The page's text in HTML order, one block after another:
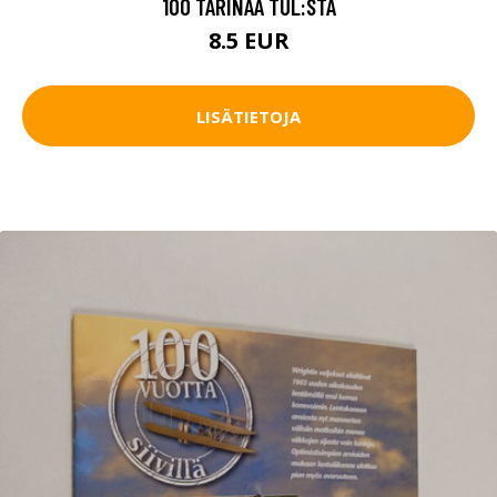
100 TARINAA TUL:STA
8.5 EUR
LISÄTIETOJA